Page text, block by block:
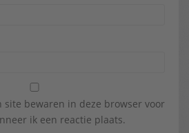
site bewaren in deze browser voor
ik een reactie plaats.